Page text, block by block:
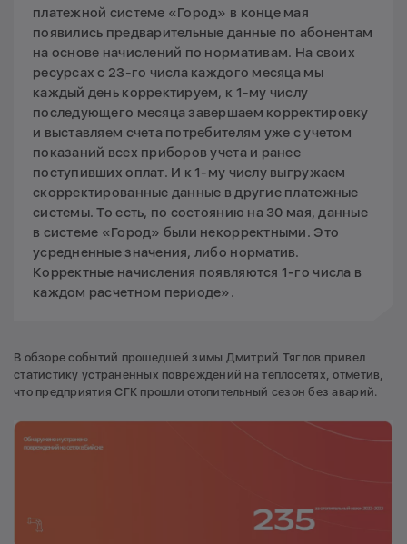
платежной системе «Город» в конце мая
появились предварительные данные по абонентам
на основе начислений по нормативам. На своих
ресурсах с 23-го числа каждого месяца мы
каждый день корректируем, к 1-му числу
последующего месяца завершаем корректировку
и выставляем счета потребителям уже с учетом
показаний всех приборов учета и ранее
поступивших оплат. И к 1-му числу выгружаем
скорректированные данные в другие платежные
системы. То есть, по состоянию на 30 мая, данные
в системе «Город» были некорректными. Это
усредненные значения, либо норматив.
Корректные начисления появляются 1-го числа в
каждом расчетном периоде».
В обзоре событий прошедшей зимы Дмитрий Тяглов привел
статистику устраненных повреждений на теплосетях, отметив,
что предприятия СГК прошли отопительный сезон без аварий.